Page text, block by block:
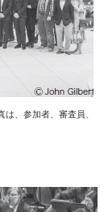
査員、